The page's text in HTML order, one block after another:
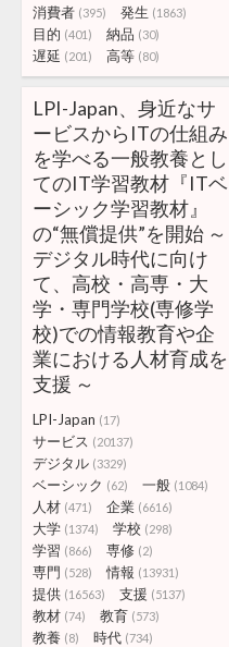
消費者 (395) 発生 (1863)
目的 (401) 納品 (30)
遅延 (201) 高等 (80)
LPI-Japan、身近なサ
ービスからITの仕組み
を学べる一般教養とし
てのIT学習教材『ITベ
ーシック学習教材』
の“無償提供”を開始 ～
デジタル時代に向け
て、高校・高専・大
学・専門学校(専修学
校)での情報教育や企
業における人材育成を
支援 ～
LPI-Japan (17)
サービス (20137)
デジタル (3329)
ベーシック (62) 一般 (1084)
人材 (471) 企業 (6616)
大学 (1374) 学校 (298)
学習 (866) 専修 (2)
専門 (528) 情報 (13931)
提供 (16563) 支援 (5137)
教材 (74) 教育 (573)
教養 (8) 時代 (734)